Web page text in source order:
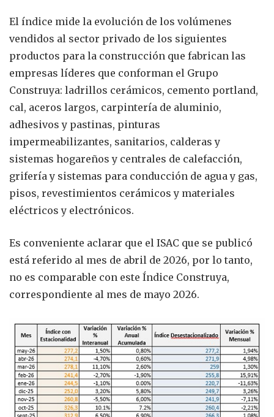
El índice mide la evolución de los volúmenes
vendidos al sector privado de los siguientes
productos para la construcción que fabrican las
empresas líderes que conforman el Grupo
Construya: ladrillos cerámicos, cemento portland,
cal, aceros largos, carpintería de aluminio,
adhesivos y pastinas, pinturas
impermeabilizantes, sanitarios, calderas y
sistemas hogareños y centrales de calefacción,
grifería y sistemas para conducción de agua y gas,
pisos, revestimientos cerámicos y materiales
eléctricos y electrónicos.
Es conveniente aclarar que el ISAC que se publicó
está referido al mes de abril de 2026, por lo tanto,
no es comparable con este Índice Construya,
correspondiente al mes de mayo 2026.